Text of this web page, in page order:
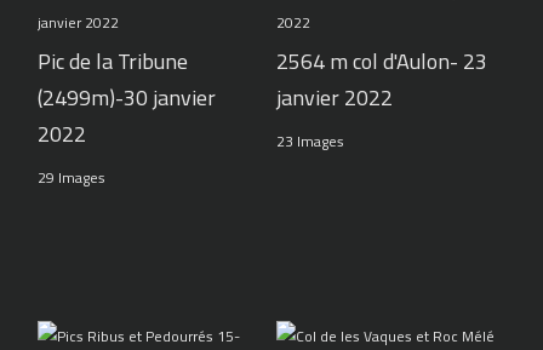
Pic de la Tribune
(2499m)-30 janvier
2022
29 Images
2564 m col d'Aulon- 23
janvier 2022
23 Images